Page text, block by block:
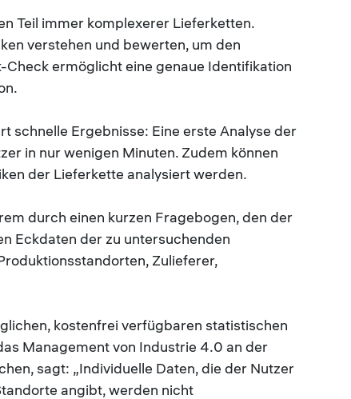
Teil immer komplexerer Lieferketten.
verstehen und bewerten, um den
ermöglicht eine genaue Identifikation
schnelle Ergebnisse: Eine erste Analyse der
in nur wenigen Minuten. Zudem können
der Lieferkette analysiert werden.
durch einen kurzen Fragebogen, den der
Eckdaten der zu untersuchenden
Zulieferer,
kostenfrei verfügbaren statistischen
Management von Industrie 4.0 an der
sagt: „Individuelle Daten, die der Nutzer
angibt, werden nicht